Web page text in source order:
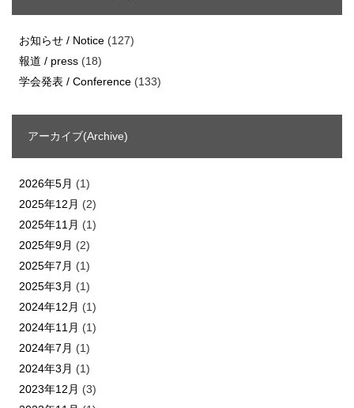
お知らせ / Notice (127)
報道 / press (18)
学会発表 / Conference (133)
アーカイブ(Archive)
2026年5月 (1)
2025年12月 (2)
2025年11月 (1)
2025年9月 (2)
2025年7月 (1)
2025年3月 (1)
2024年12月 (1)
2024年11月 (1)
2024年7月 (1)
2024年3月 (1)
2023年12月 (3)